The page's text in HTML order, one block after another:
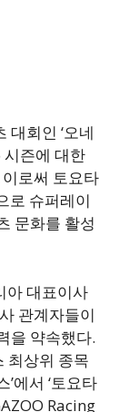
대회인 ‘오네
시즌에 대한
로써 토요타
로 슈퍼레이
문화를 활성
아 대표이사
관계자들이
을 약속했다.
최상위 종목
에서 ‘토요타
Racing